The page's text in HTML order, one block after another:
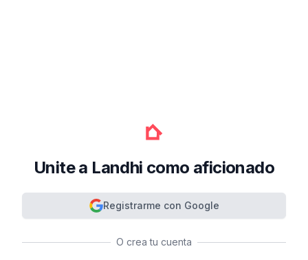
Unite a Landhi como aficionado
Registrarme con Google
O crea tu cuenta